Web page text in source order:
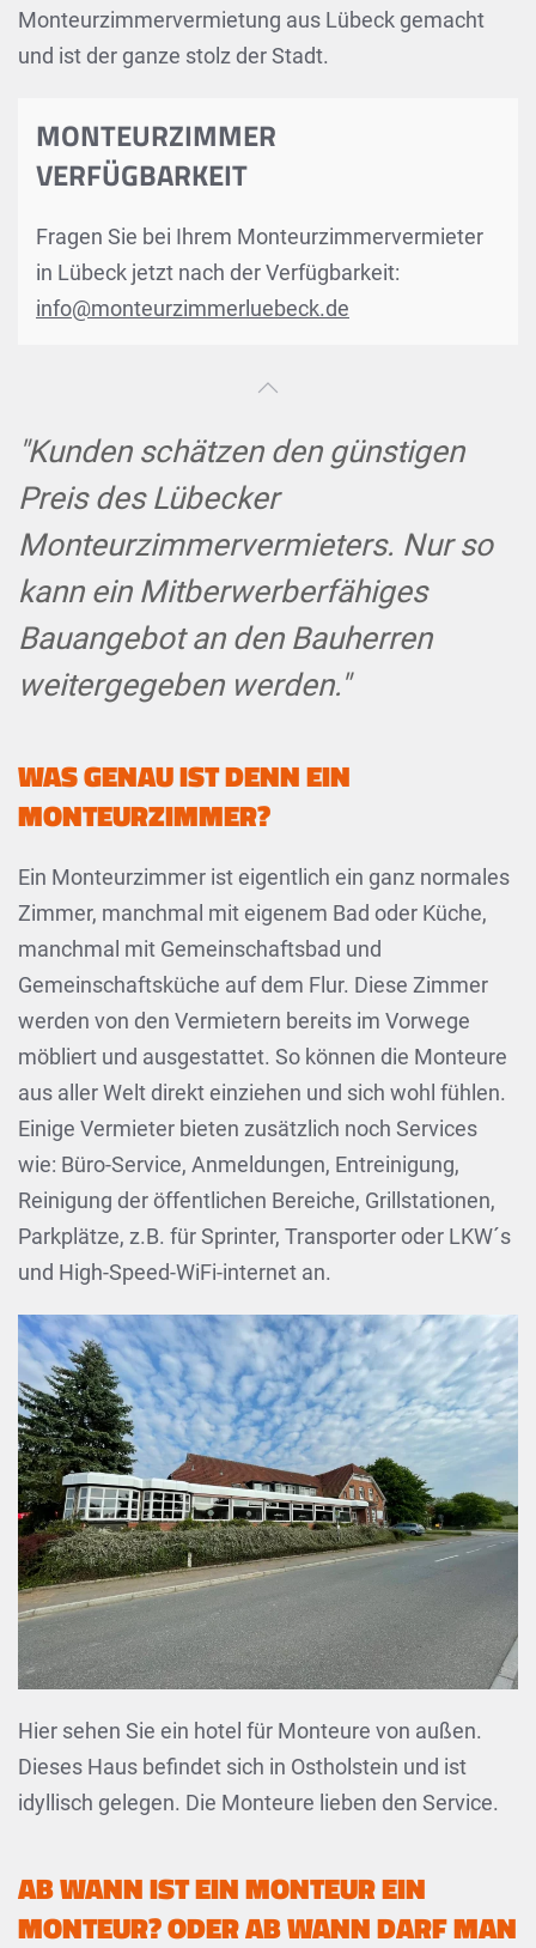
Monteurzimmervermietung aus Lübeck gemacht
und ist der ganze stolz der Stadt.
MONTEURZIMMER
VERFÜGBARKEIT
Fragen Sie bei Ihrem Monteurzimmervermieter
in Lübeck jetzt nach der Verfügbarkeit:
info@monteurzimmerluebeck.de
"Kunden schätzen den günstigen
Preis des Lübecker
Monteurzimmervermieters. Nur so
kann ein Mitberwerberfähiges
Bauangebot an den Bauherren
weitergegeben werden."
WAS GENAU IST DENN EIN
MONTEURZIMMER?
Ein Monteurzimmer ist eigentlich ein ganz normales
Zimmer, manchmal mit eigenem Bad oder Küche,
manchmal mit Gemeinschaftsbad und
Gemeinschaftsküche auf dem Flur. Diese Zimmer
werden von den Vermietern bereits im Vorwege
möbliert und ausgestattet. So können die Monteure
aus aller Welt direkt einziehen und sich wohl fühlen.
Einige Vermieter bieten zusätzlich noch Services
wie: Büro-Service, Anmeldungen, Entreinigung,
Reinigung der öffentlichen Bereiche, Grillstationen,
Parkplätze, z.B. für Sprinter, Transporter oder LKW´s
und High-Speed-WiFi-internet an.
Hier sehen Sie ein hotel für Monteure von außen.
Dieses Haus befindet sich in Ostholstein und ist
idyllisch gelegen. Die Monteure lieben den Service.
AB WANN IST EIN MONTEUR EIN
MONTEUR? ODER AB WANN DARF MAN